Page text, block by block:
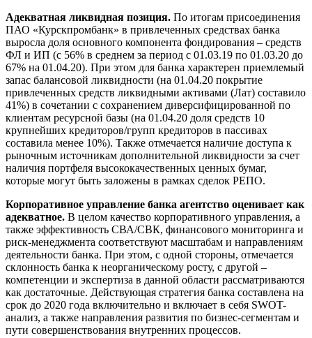
Адекватная ликвидная позиция. По итогам присоединения
ПАО «Курскпромбанк» в привлеченных средствах банка
выросла доля основного компонента фондирования – средств
ФЛ и ИП (с 56% в среднем за период с 01.03.19 по 01.03.20 до
67% на 01.04.20). При этом для банка характерен приемлемый
запас балансовой ликвидности (на 01.04.20 покрытие
привлеченных средств ликвидными активами (Лат) составило
41%) в сочетании с сохранением диверсифицированной по
клиентам ресурсной базы (на 01.04.20 доля средств 10
крупнейших кредиторов/групп кредиторов в пассивах
составила менее 10%). Также отмечается наличие доступа к
рыночным источникам дополнительной ликвидности за счет
наличия портфеля высококачественных ценных бумаг,
которые могут быть заложены в рамках сделок РЕПО.
Корпоративное управление банка агентство оценивает как
адекватное. В целом качество корпоративного управления, а
также эффективность СВА/СВК, финансового мониторинга и
риск-менеджмента соответствуют масштабам и направлениям
деятельности банка. При этом, с одной стороны, отмечается
склонность банка к неорганическому росту, с другой –
компетенции и экспертиза в данной области рассматриваются
как достаточные. Действующая стратегия банка составлена на
срок до 2020 года включительно и включает в себя SWOT-
анализ, а также направления развития по бизнес-сегментам и
пути совершенствования внутренних процессов.